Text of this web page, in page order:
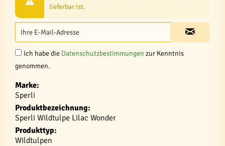
lieferbar ist.
Ich habe die Datenschutzbestimmungen zur Kenntnis
genommen.
Marke:
Sperli
Produktbezeichnung:
Sperli Wildtulpe Lilac Wonder
Produkttyp:
Wildtulpen